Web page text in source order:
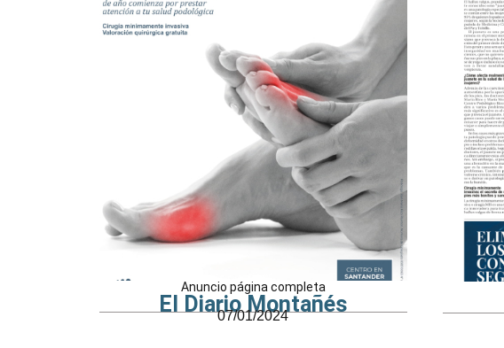
Anuncio página completa
El Diario Montañés
07/01/2024